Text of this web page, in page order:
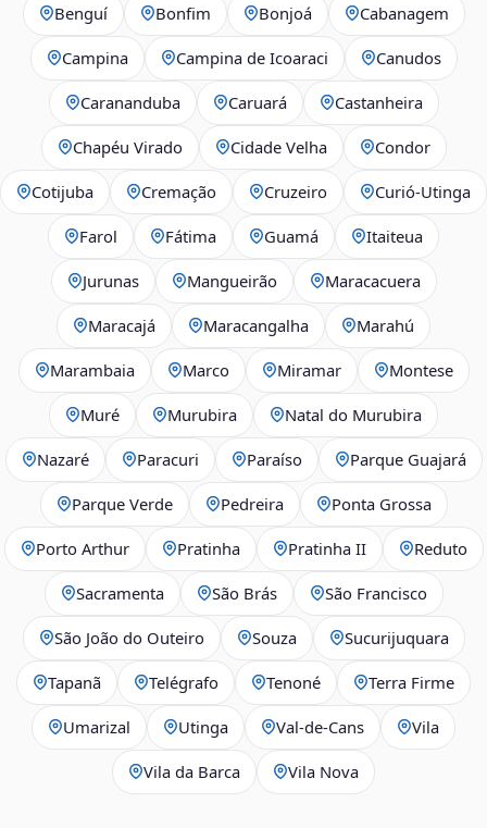
Benguí Bonfim Bonjoá Cabanagem
Campina Campina de Icoaraci Canudos
Carananduba Caruará Castanheira
Chapéu Virado Cidade Velha Condor
Cotijuba Cremação Cruzeiro Curió-Utinga
Farol Fátima Guamá Itaiteua
Jurunas Mangueirão Maracacuera
Maracajá Maracangalha Marahú
Marambaia Marco Miramar Montese
Muré Murubira Natal do Murubira
Nazaré Paracuri Paraíso Parque Guajará
Parque Verde Pedreira Ponta Grossa
Porto Arthur Pratinha Pratinha II Reduto
Sacramenta São Brás São Francisco
São João do Outeiro Souza Sucurijuquara
Tapanã Telégrafo Tenoné Terra Firme
Umarizal Utinga Val-de-Cans Vila
Vila da Barca Vila Nova